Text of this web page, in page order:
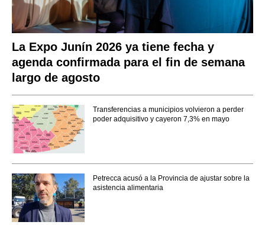
La Expo Junín 2026 ya tiene fecha y
agenda confirmada para el fin de semana
largo de agosto
Transferencias a municipios volvieron a perder
poder adquisitivo y cayeron 7,3% en mayo
Petrecca acusó a la Provincia de ajustar sobre la
asistencia alimentaria